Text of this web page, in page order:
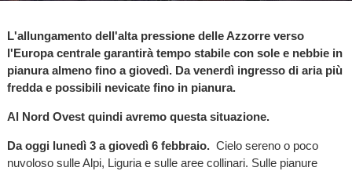
L'allungamento dell'alta pressione delle Azzorre verso
l'Europa centrale garantirà tempo stabile con sole e nebbie in
pianura almeno fino a giovedì. Da venerdì ingresso di aria più
fredda e possibili nevicate fino in pianura.
Al Nord Ovest quindi avremo questa situazione.
Da oggi lunedì 3 a giovedì 6 febbraio. Cielo sereno o poco
nuvoloso sulle Alpi, Liguria e sulle aree collinari. Sulle pianure